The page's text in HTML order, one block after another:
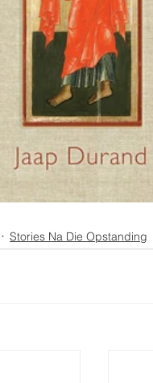
Stories Na Die Opstanding